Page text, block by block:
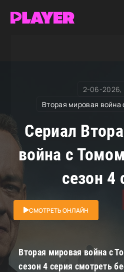
Хэнксом» Вторая мировая
2-06-2026,
Вторая мировая
Сериал
война с
сезон 4
СМОТРЕТЬ ОНЛАЙН
Вторая мировая война с
сезон 4 серия смотреть